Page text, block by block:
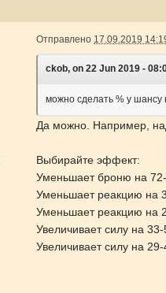
Отправлено 17.09.2019
ckob, on 22 Jun 2019 -
можно сделать % у шансу
Да можно. Например,
Выбирайте эффект:
Уменьшает броню на
Уменьшает реакцию на
Уменьшает реакцию на
Увеличивает силу на
Увеличивает силу на